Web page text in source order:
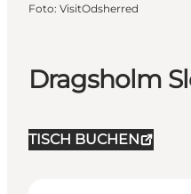
Dragsholm
TISCH BUCHEN
Foto: VisitOdsherred